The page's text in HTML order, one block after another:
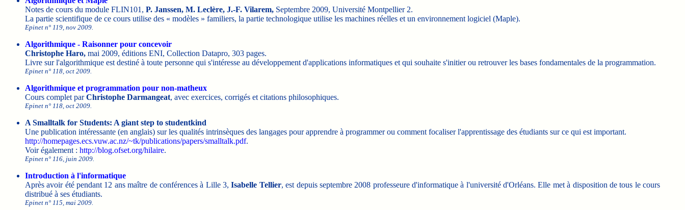
Notes de cours du module FLIN101, P. Janssen, M. Leclère, J.-F. Vilarem, Septembre 2009, Université Montpellier 2.
La partie scientifique de ce cours utilise des « modèles » familiers, la partie technologique utilise les machines réelles et un environnement logiciel (Maple).
Epinet n° 119, nov 2009.
Algorithmique - Raisonner pour concevoir
Christophe Haro, mai 2009, éditions ENI, Collection Datapro, 303 pages.
Livre sur l'algorithmique est destiné à toute personne qui s'intéresse au développement d'applications informatiques et qui souhaite s'initier ou retrouver les bases fondamentales de la programmation.
Epinet n° 118, oct 2009.
Algorithmique et programmation pour non-matheux
Cours complet parChristophe Darmangeat, avec exercices, corrigés et citations philosophiques.
Epinet n° 118, oct 2009.
A Smalltalk for Students: A giant step to studentkind
Une publication intéressante (en anglais) sur les qualités intrinsèques des langages pour apprendre à programmer ou comment focaliser l'apprentissage des étudiants sur ce qui est important.
http://homepages.ecs.vuw.ac.nz/~tk/publications/papers/smalltalk.pdf.
Voir également : http://blog.ofset.org/hilaire.
Epinet n° 116, juin 2009.
Introduction à l'informatique
Après avoir été pendant 12 ans maître de conférences à Lille 3,Isabelle Tellier, est depuis septembre 2008 professeure d'informatique à l'université d'Orléans. Elle met à disposition de tous le cours
distribué à ses étudiants.
Epinet n° 115, mai 2009.